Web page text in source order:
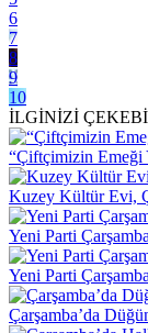
6
7
8
9
10
İLGİNİZİ
“Çiftçimizin Emeği
Kuzey Kültür Evi,
Yeni Parti
Yeni Parti
Çarşamba’da